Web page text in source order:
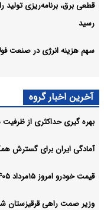
شد
موافقت‌نامه تجارت آزاد ایران
صنعتی پروژه‌محور
شد